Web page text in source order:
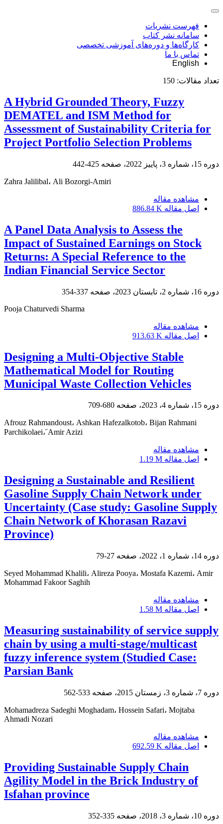
فهرست نشریات
سامانه نشر کتاب
کارگاه‌ها و دوره‌های آموزشی تخصصی
تماس با ما
English
تعداد مقالات: 150
A Hybrid Grounded Theory, Fuzzy
DEMATEL and ISM Method for
Assessment of Sustainability Criteria for
Project Portfolio Selection Problems
دوره 15، شماره 3، پاییز 2022، صفحه 425-442
Zahra Jalilibal، Ali Bozorgi-Amiri
مشاهده مقاله
اصل مقاله 886.84 K
A Panel Data Analysis to Assess the
Impact of Sustained Earnings on Stock
Returns: A Special Reference to the
Indian Financial Service Sector
دوره 16، شماره 2، تابستان 2023، صفحه
337-354
Pooja Chaturvedi Sharma
مشاهده مقاله
اصل مقاله 913.63 K
Designing a Multi-Objective Stable
Mathematical Model for Routing
Municipal Waste Collection Vehicles
دوره 15، شماره 4، 2023، صفحه 680-709
Afrouz Rahmandoust، Ashkan Hafezalkotob، Bijan Rahmani
Parchikolaei، َAmir Azizi
مشاهده مقاله
اصل مقاله 1.19 M
Designing a Sustainable and Resilient
Gasoline Supply Chain Network under
Uncertainty (Case study: Gasoline Supply
Chain Network of Khorasan Razavi
Province)
دوره 14، شماره 1، 2022، صفحه 27-79
Seyed Mohammad Khalili، Alireza Pooya، Mostafa Kazemi، Amir
Mohammad Fakoor Saghih
مشاهده مقاله
اصل مقاله 1.58 M
Measuring sustainability of service supply
chain by using a multi-stage/multicast
fuzzy inference system (Studied Case:
Parsian Bank
دوره 7، شماره 3، زمستان 2015، صفحه 533-562
Mohamadreza Sadeghi Moghadam، Hossein Safari، Mojtaba
Ahmadi Nozari
مشاهده مقاله
اصل مقاله 692.59 K
Providing Sustainable Supply Chain
Agility Model in the Brick Industry of
Isfahan province
دوره 10، شماره 3، 2018، صفحه 335-352